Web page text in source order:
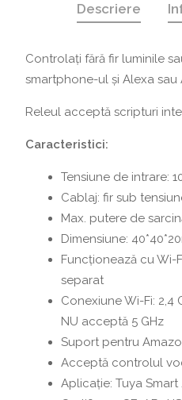
în
priză)
Descriere
Controlați fără fir luminile
smartphone-ul și Alexa sau
Releul acceptă scripturi
Caracteristici:
Tensiune de intrare:
Cablaj: fir sub
Max. putere de
Dimensiune:
Funcționează cu Wi-
separat
Conexiune Wi-Fi: 2,4
NU acceptă 5 GHz
Suport pentru
Acceptă controlul
Aplicație: Tuya